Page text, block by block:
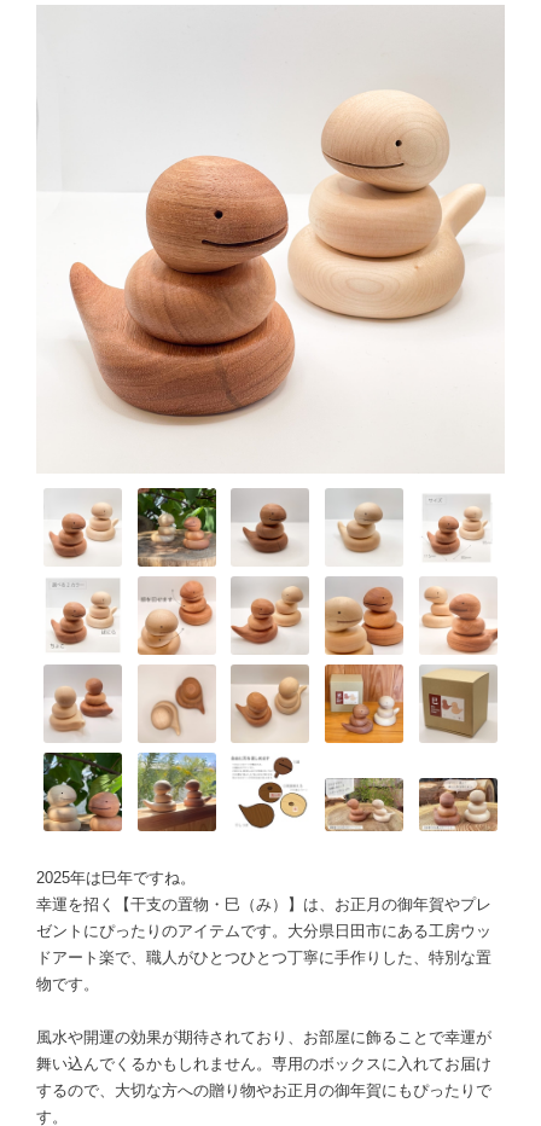
2025年は巳年ですね。
幸運を招く【干支の置物・巳（み）】は、お正月の御年賀やプレ
ゼントにぴったりのアイテムです。大分県日田市にある工房ウッ
ドアート楽で、職人がひとつひとつ丁寧に手作りした、特別な置
物です。
風水や開運の効果が期待されており、お部屋に飾ることで幸運が
舞い込んでくるかもしれません。専用のボックスに入れてお届け
するので、大切な方への贈り物やお正月の御年賀にもぴったりで
す。